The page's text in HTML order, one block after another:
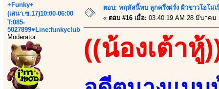
+Funky+
(เสนา.ซ.17)10:00-06:00
T:085-
5027899♥Line:funkyclub
Moderator
ตอบ: พฤหัสนี้พบ ลูกครึ่งฝรั่ง ผิวขาวโอโม่
« ตอบ #16 เมื่อ: 03:40:19 AM 28 มีนาคม
((น้องเต้าหู้